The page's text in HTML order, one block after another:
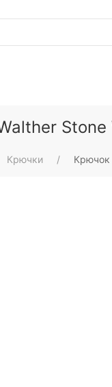
Stone
Крючки Крючок